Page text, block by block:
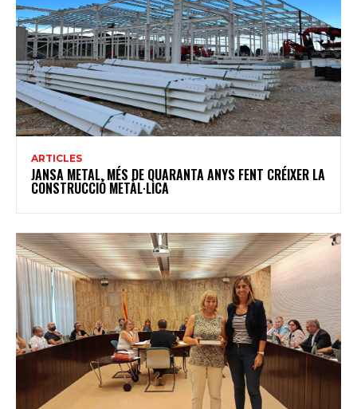
ARTICLES
JANSA METAL, MÉS DE QUARANTA ANYS FENT CRÉIXER LA
CONSTRUCCIÓ METÀL·LICA